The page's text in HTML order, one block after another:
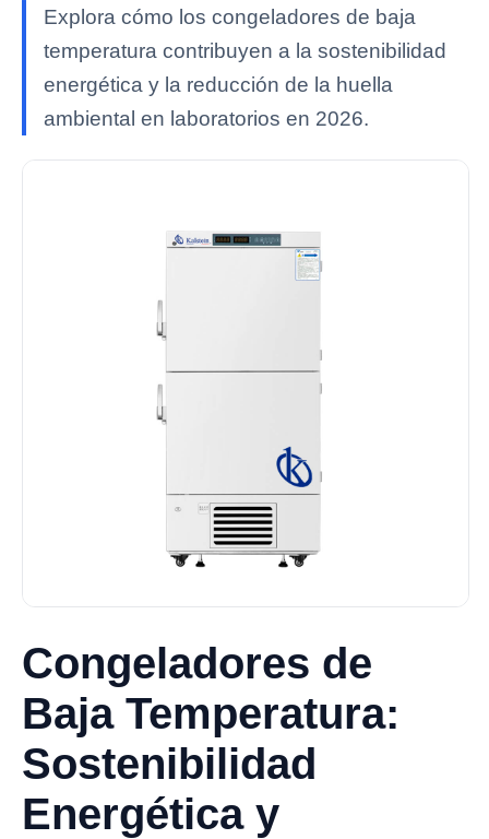
Explora cómo los congeladores de baja
temperatura contribuyen a la sostenibilidad
energética y la reducción de la huella
ambiental en laboratorios en 2026.
Congeladores de
Baja Temperatura:
Sostenibilidad
Energética y